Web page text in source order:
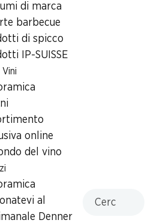
di marca
barbecue
di spicco
IP-SUISSE
Vini
online
del vino
al
Denner
6, 1260 Nyon
08:30 - 19:00